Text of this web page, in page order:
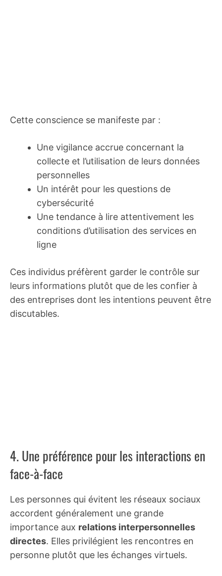
Cette conscience se manifeste par :
Une vigilance accrue concernant la
collecte et l’utilisation de leurs données
personnelles
Un intérêt pour les questions de
cybersécurité
Une tendance à lire attentivement les
conditions d’utilisation des services en
ligne
Ces individus préfèrent garder le contrôle sur
leurs informations plutôt que de les confier à
des entreprises dont les intentions peuvent être
discutables.
4. Une préférence pour les interactions en
face-à-face
Les personnes qui évitent les réseaux sociaux
accordent généralement une grande
importance aux relations interpersonnelles
directes. Elles privilégient les rencontres en
personne plutôt que les échanges virtuels.